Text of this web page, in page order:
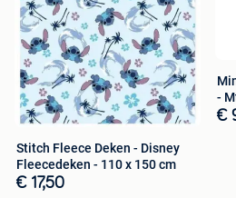
Stitch Fleece Deken - Disney
Fleecedeken - 110 x 150 cm
€ 17,50
-
€